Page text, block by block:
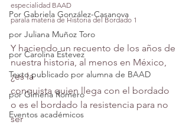
Por Gabriela González-Casanova
por Juliana Muñoz Toro
por Carolina Estevez
Texto publicado por alumna de BAAD
por Gimena Romero
Eventos académicos
especialidad BAAD
parala materia de Historia del Bordado 1
Y haciendo un recuento de los años de
nuestra historia, al menos en México,
¿es la
conquista quien llega con el bordado
o es el bordado la resistencia para no
ser